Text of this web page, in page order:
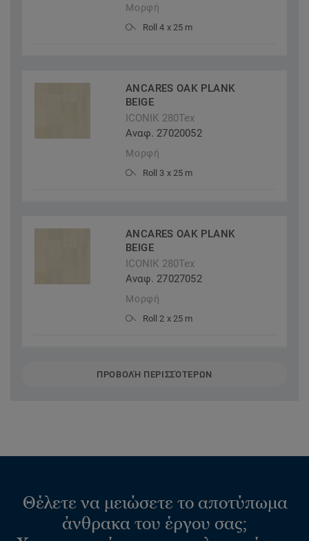
Μορφή
Roll 4 x 25 m
ANCARES OAK PLANK
BEIGE
ICONIK 280Tex
Αναφ. 27020052
Μορφή
Roll 3 x 25 m
ANCARES OAK PLANK
BEIGE
ICONIK 280Tex
Αναφ. 27027052
Μορφή
Roll 2 x 25 m
ΠΡΟΒΟΛΉ ΠΕΡΙΣΣΌΤΕΡΩΝ
Θέλετε να μειώσετε το αποτύπωμα
άνθρακα του έργου σας;